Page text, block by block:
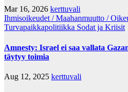
Mar 16, 2026 kerttuvali
Ihmisoikeudet / Maahanmuutto /
Turvapaikkapolitiikka Sodat ja Kriisit
Amnesty: Israel ei saa vallata
täytyy toimia
Aug 12, 2025 kerttuvali